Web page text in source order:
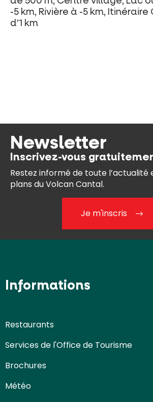
-5 km, Rivière à -5 km, Itinéraire
d’1 km
Newsletter
Inscrivez-vous
Restez informé de toute l’actualité
plans du Volcan Cantal.
Je m'inscris
Informations
Restaurants
Services de l'Office de Tourisme
Brochures
Météo